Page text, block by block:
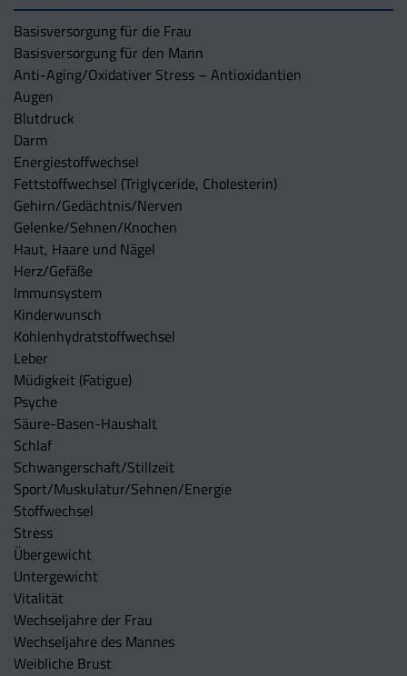
Basisversorgung für die Frau
Basisversorgung für den Mann
Anti-Aging/Oxidativer Stress – Antioxidantien
Augen
Blutdruck
Darm
Energiestoffwechsel
Fettstoffwechsel (Triglyceride, Cholesterin)
Gehirn/Gedächtnis/Nerven
Gelenke/Sehnen/Knochen
Haut, Haare und Nägel
Herz/Gefäße
Immunsystem
Kinderwunsch
Kohlenhydratstoffwechsel
Leber
Müdigkeit (Fatigue)
Psyche
Säure-Basen-Haushalt
Schlaf
Schwangerschaft/Stillzeit
Sport/Muskulatur/Sehnen/Energie
Stoffwechsel
Stress
Übergewicht
Untergewicht
Vitalität
Wechseljahre der Frau
Wechseljahre des Mannes
Weibliche Brust